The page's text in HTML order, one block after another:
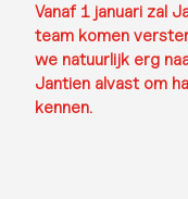
Vanaf 1 januari zal
team komen
we natuurlijk erg
Jantien alvast om
kennen.